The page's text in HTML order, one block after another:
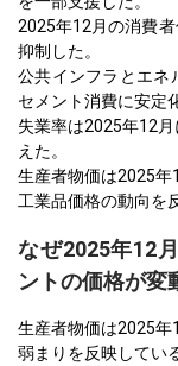
2025年12月の消費
抑制した。
公共インフラとエネ
セメント消費に安定
失業率は2025年12
えた。
生産者物価は2025年
工業品価格の動向を
なぜ2025年12
ントの価格が変
生産者物価は2025
弱まりを反映してい